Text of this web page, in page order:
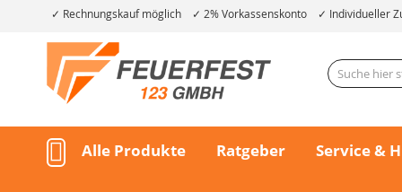
Rechnungskauf möglich 2% Vorkassenskonto Individueller
Alle Produkte Ratgeber Service &